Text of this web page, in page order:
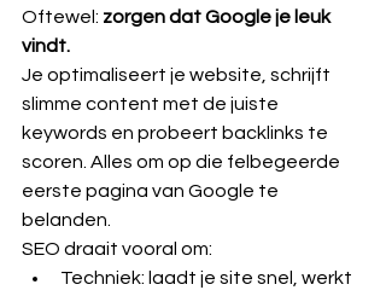
Oftewel: zorgen dat Google je leuk
vindt.
Je optimaliseert je website, schrijft
slimme content met de juiste
keywords en probeert backlinks te
scoren. Alles om op die felbegeerde
eerste pagina van Google te
belanden.
SEO draait vooral om:
Techniek: laadt je site snel, werkt